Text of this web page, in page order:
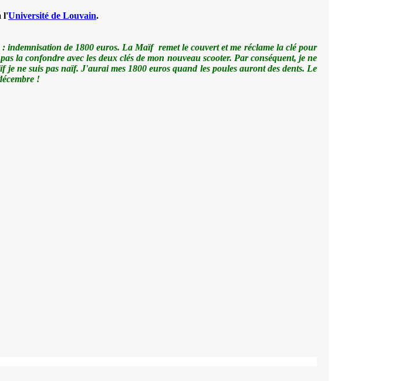
l'Université de Louvain.
de 1800 euros. La Maïf remet le couvert et me réclame la clé pour
la confondre avec les deux clés de mon nouveau scooter. Par conséquent, je ne
ne suis pas naïf. J'aurai mes 1800 euros quand les poules auront des dents. Le
!